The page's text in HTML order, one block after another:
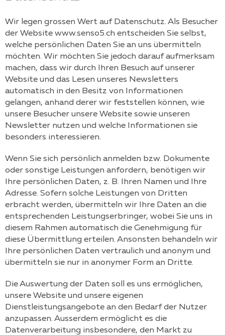
Wir legen grossen Wert auf Datenschutz. Als Besucher
der Website www.senso5.ch entscheiden Sie selbst,
welche persönlichen Daten Sie an uns übermitteln
möchten. Wir möchten Sie jedoch darauf aufmerksam
machen, dass wir durch Ihren Besuch auf unserer
Website und das Lesen unseres Newsletters
automatisch in den Besitz von Informationen
gelangen, anhand derer wir feststellen können, wie
unsere Besucher unsere Website sowie unseren
Newsletter nutzen und welche Informationen sie
besonders interessieren.
Wenn Sie sich persönlich anmelden bzw. Dokumente
oder sonstige Leistungen anfordern, benötigen wir
Ihre persönlichen Daten, z. B. Ihren Namen und Ihre
Adresse. Sofern solche Leistungen von Dritten
erbracht werden, übermitteln wir Ihre Daten an die
entsprechenden Leistungserbringer, wobei Sie uns in
diesem Rahmen automatisch die Genehmigung für
diese Übermittlung erteilen. Ansonsten behandeln wir
Ihre persönlichen Daten vertraulich und anonym und
übermitteln sie nur in anonymer Form an Dritte.
Die Auswertung der Daten soll es uns ermöglichen,
unsere Website und unsere eigenen
Dienstleistungsangebote an den Bedarf der Nutzer
anzupassen. Ausserdem ermöglicht es die
Datenverarbeitung insbesondere, den Markt zu